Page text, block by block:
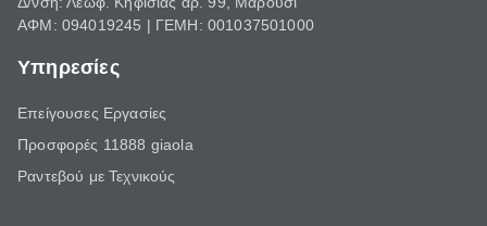
ΑΦΜ: 094019245 | ΓΕΜΗ: 001037501000
Υπηρεσίες
Επείγουσες Εργασίες
Προσφορές 11888 giaola
Ραντεβού με Τεχνικούς